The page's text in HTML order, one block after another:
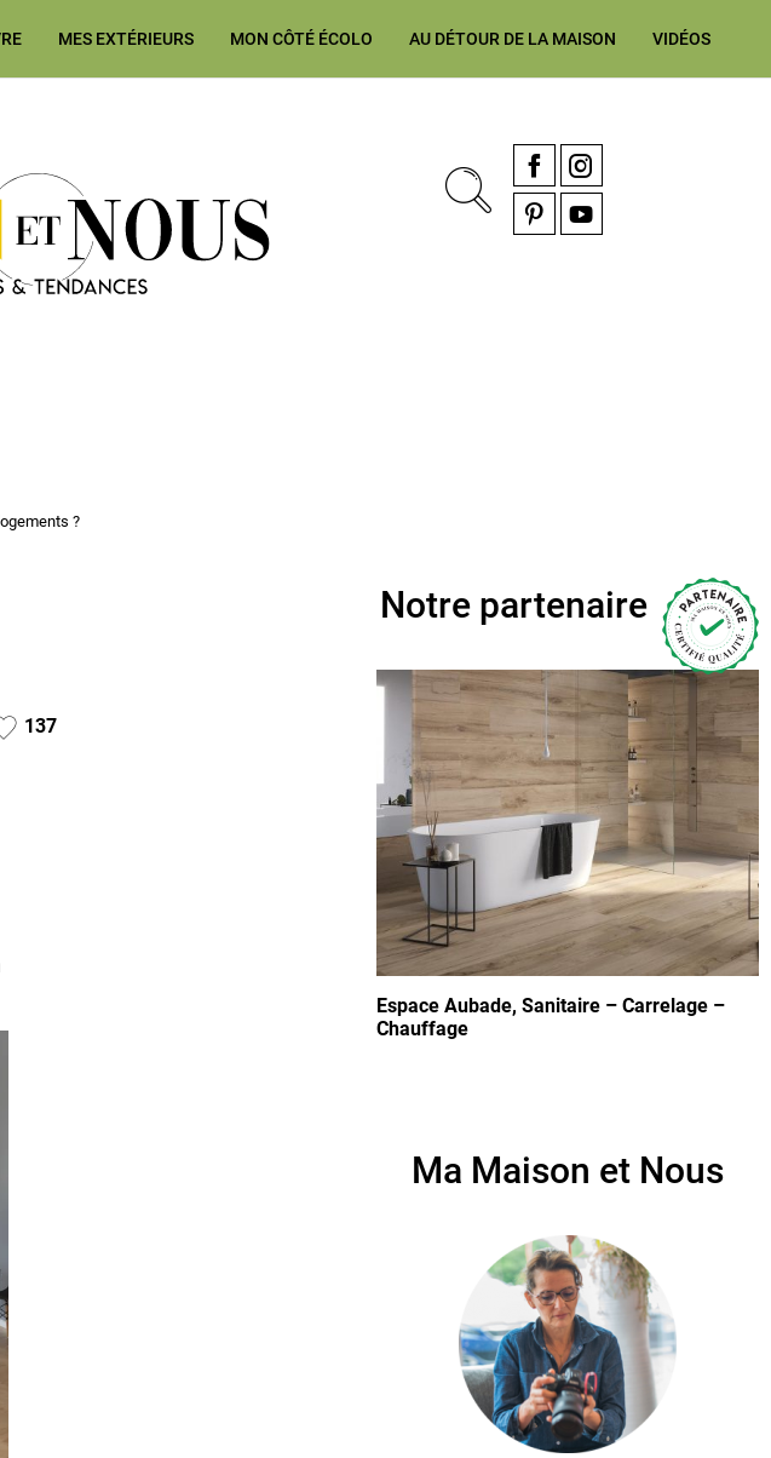
MES EXTÉRIEURS MON CÔTÉ ÉCOLO AU DÉTOUR DE LA MAISON VIDÉOS
et Nous Construction, rénovation & décoration Alsace, Franche-Comté
FacebookInstagram
?
137
Notre partenaire
Espace Aubade, Sanitaire – Carrelage –
Chauffage
Ma Maison et Nous